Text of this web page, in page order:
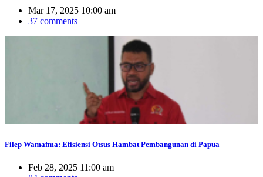
Mar 17, 2025 10:00 am
37 comments
Filep Wamafma: Efisiensi Otsus Hambat Pembangunan di Papua
Feb 28, 2025 11:00 am